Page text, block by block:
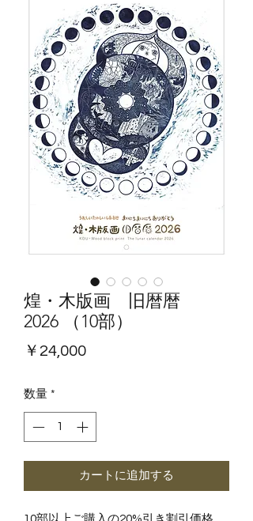
煌・木版画 旧暦暦
2026 （10部）
￥24,000価
数量 *
カートに追加する